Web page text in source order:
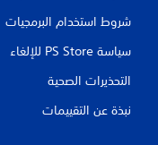
شروط استخدام البرمجيات
سياسة PS Store للإلغاء
التحذيرات الصحية
نبذة عن التقييمات